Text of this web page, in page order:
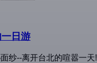
日游
纱--离开台北的喧嚣一天!